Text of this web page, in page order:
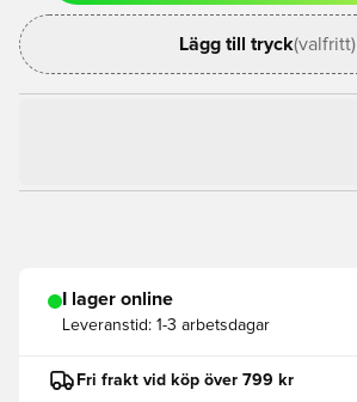
Lägg till tryck(valfritt)
I lager online
Leveranstid: 1-3 arbetsdagar
Fri frakt vid köp över 799 kr